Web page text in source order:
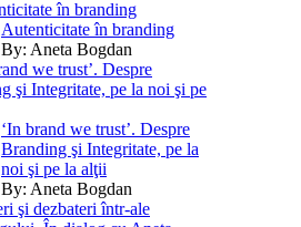
Autenticitate în branding
By: Aneta Bogdan
‘In brand we trust’. Despre
Branding şi Integritate, pe la
noi şi pe la alţii
By: Aneta Bogdan